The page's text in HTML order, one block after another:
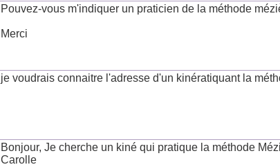
Pouvez-vous m'indiquer un praticien de la méthode
Merci
je voudrais connaitre l'adresse d'un kinératiquant la
Bonjour, Je cherche un kiné qui pratique la méthode
Carolle